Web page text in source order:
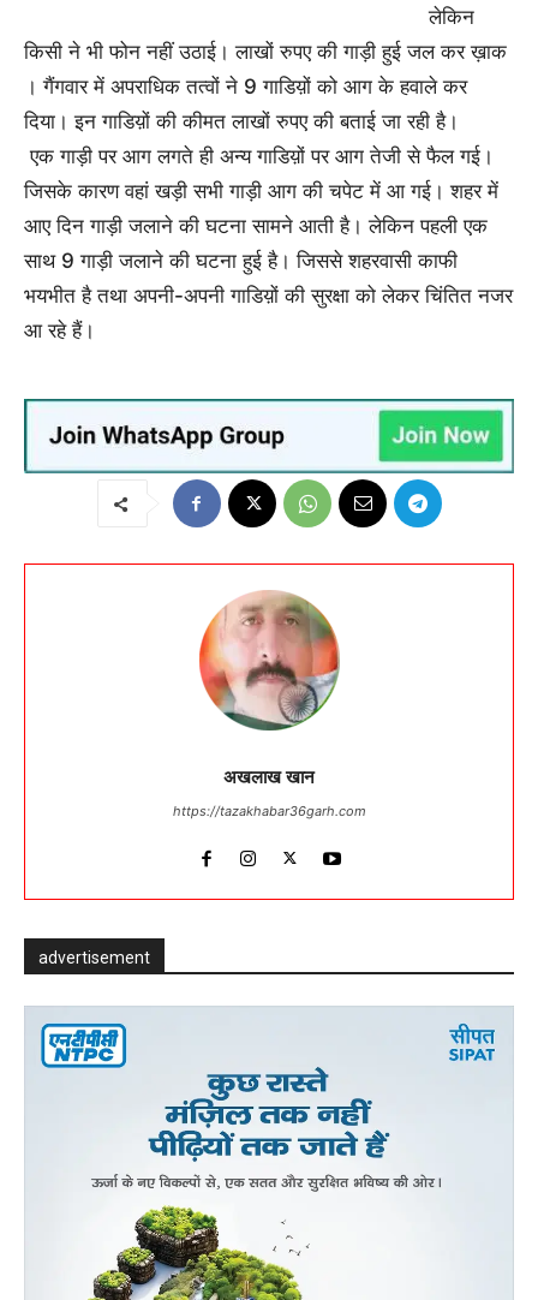
लेकिन
किसी ने भी फोन नहीं उठाई। लाखों रुपए की गाड़ी हुई जल कर ख़ाक
। गैंगवार में अपराधिक तत्वों ने 9 गाडिय़ों को आग के हवाले कर
दिया। इन गाडिय़ों की कीमत लाखों रुपए की बताई जा रही है।
एक गाड़ी पर आग लगते ही अन्य गाडिय़ों पर आग तेजी से फैल गई।
जिसके कारण वहां खड़ी सभी गाड़ी आग की चपेट में आ गई। शहर में
आए दिन गाड़ी जलाने की घटना सामने आती है। लेकिन पहली एक
साथ 9 गाड़ी जलाने की घटना हुई है। जिससे शहरवासी काफी
भयभीत है तथा अपनी-अपनी गाडिय़ों की सुरक्षा को लेकर चिंतित नजर
आ रहे हैं।
अखलाख खान
https://tazakhabar36garh.com
advertisement